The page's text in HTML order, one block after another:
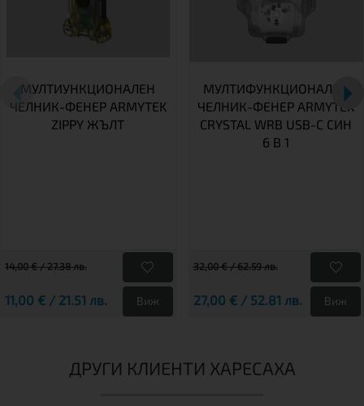
МУЛТИУНКЦИОНАЛЕН
ЧЕЛНИК-ФЕНЕР ARMYTEK
ZIPPY ЖЪЛТ
14,00 € / 27.38 лв.
11,00 € / 21.51 лв. Виж
МУЛТИФУНКЦИОНАЛЕН
ЧЕЛНИК-ФЕНЕР ARMYTEK
CRYSTAL WRB USB-C СИН
6 В 1
32,00 € / 62.59 лв.
27,00 € / 52.81 лв. Виж
ДРУГИ КЛИЕНТИ ХАРЕСАХА